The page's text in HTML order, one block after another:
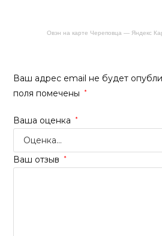
Овэн на карте Череповца — Яндекс
Ваш адрес email не будет
поля помечены
*
Ваша оценка *
Ваш отзыв *